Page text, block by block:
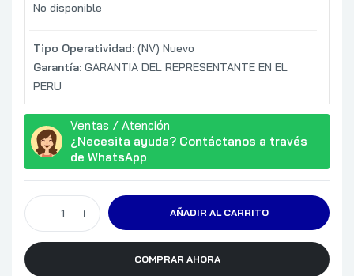
No disponible
Tipo Operatividad: (NV) Nuevo
Garantía: GARANTIA DEL REPRESENTANTE EN EL
PERU
Ventas / Atención
¿Necesita ayuda? Contáctanos a través
de WhatsApp
AÑADIR AL CARRITO
COMPRAR AHORA